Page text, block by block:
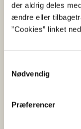
der aldrig deles
ændre eller
”Cookies” linket
Nødvendig
Præferencer
Fakta om
Espoo-
af 25. februar 1991
miljøet på tværs af
miljøvurdering til